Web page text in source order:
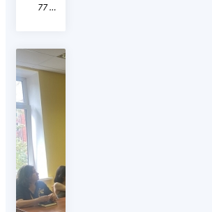
77 город Москва